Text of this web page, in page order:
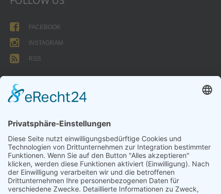
FACEBOOK
INSTAGRAM
RSS
FORMULARE
Abteilungsbeitrag aktive Spieler:
Jugendliche unter 18: 25 EUR
Erwachsene: 50 EUR
UMMELDEANTRAG
ÜBUNGSLEITERZUWENDUNGEN
INTERNE DOKUMENTE